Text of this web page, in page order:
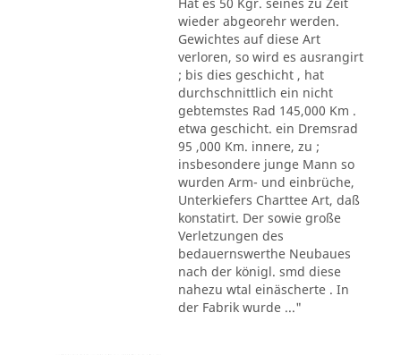
wieder abgeorehr werden.
Gewichtes auf diese Art
verloren, so wird es ausrangirt
; bis dies geschicht , hat
durchschnittlich ein nicht
gebtemstes Rad 145,000 Km .
etwa geschicht. ein Dremsrad
95 ,000 Km. innere, zu ;
insbesondere junge Mann so
wurden Arm- und einbrüche,
Unterkiefers Charttee Art, daß
konstatirt. Der sowie große
Verletzungen des
bedauernswerthe Neubaues
nach der königl. smd diese
nahezu wtal einäscherte . In
der Fabrik wurde ..."